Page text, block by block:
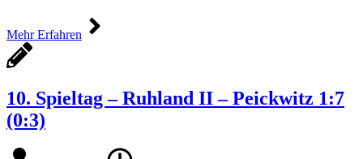
Mehr Erfahren
10. Spieltag – Ruhland II – Peickwitz 1:7
(0:3)